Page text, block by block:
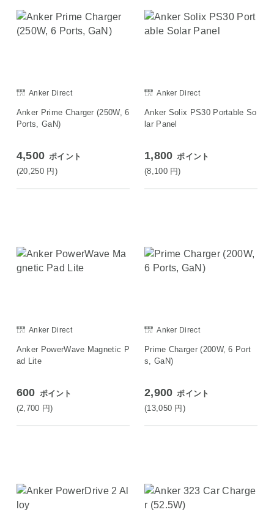
Anker Direct
Anker Prime Charger (250W, 6
Ports, GaN)
4,500 ポイント
(20,250 円)
Anker Direct
Anker Solix PS30 Portable So
lar Panel
1,800 ポイント
(8,100 円)
Anker Direct
Anker PowerWave Magnetic P
ad Lite
600 ポイント
(2,700 円)
Anker Direct
Prime Charger (200W, 6 Port
s, GaN)
2,900 ポイント
(13,050 円)